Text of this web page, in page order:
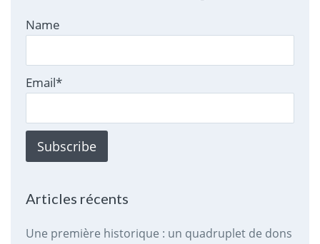
Name
Email*
Articles récents
Une première historique : un quadruplet de dons